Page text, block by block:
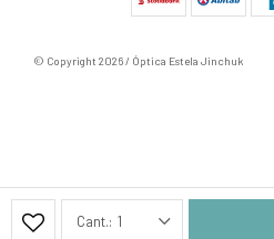
1
© Copyright 2026 / Óptica Estela Jinchuk